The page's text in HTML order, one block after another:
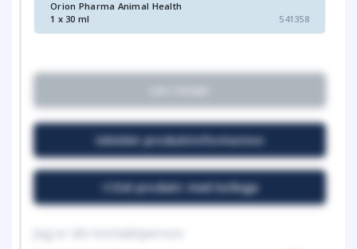
Orion Pharma Animal Health
1 x 30 ml
541358
Udvidet produktinformation
Del produkt med kollega
Jeg er din kontaktperson